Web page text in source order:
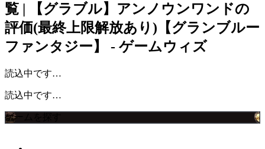
覧 | 【グラブル】アンノウンワンドの
評価(最終上限解放あり)【グランブルー
ファンタジー】 - ゲームウィズ
読込中です…
読込中です…
ゲームを探す